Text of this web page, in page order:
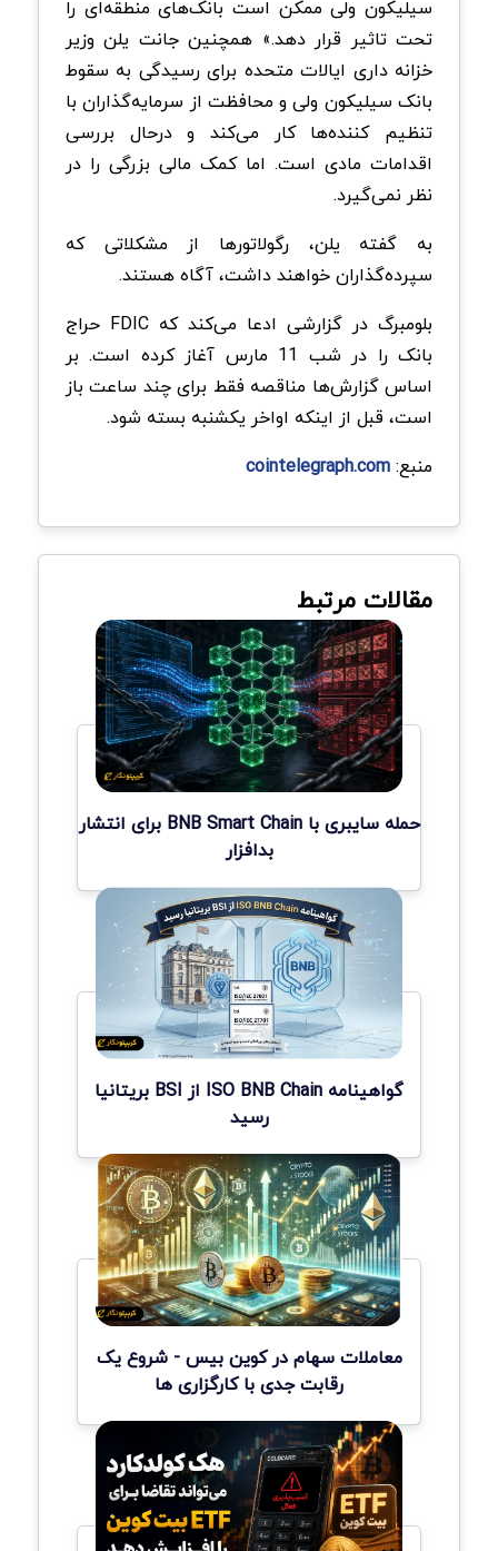
سیلیکون ولی ممکن است بانک‌های منطقه‌ای را
تحت تاثیر قرار دهد.» همچنین جانت یلن وزیر
خزانه داری ایالات متحده برای رسیدگی به سقوط
بانک سیلیکون ولی و محافظت از سرمایه‌گذاران با
تنظیم کننده‌ها کار می‌کند و درحال بررسی
اقدامات مادی است. اما کمک مالی بزرگی را در
نظر نمی‌گیرد.
به گفته یلن، رگولاتورها از مشکلاتی که
سپرده‌گذاران خواهند داشت، آگاه هستند.
بلومبرگ در گزارشی ادعا می‌کند که FDIC حراج
بانک را در شب 11 مارس آغاز کرده است. بر
اساس گزارش‌ها مناقصه‌ فقط برای چند ساعت باز
است، قبل از اینکه اواخر یکشنبه بسته شود.
منبع:cointelegraph.com
مقالات مرتبط
حمله سایبری با BNB Smart Chain برای انتشار
بدافزار
گواهینامه ISO BNB Chain از BSI بریتانیا
رسید
معاملات سهام در کوین بیس - شروع یک
رقابت جدی با کارگزاری ها